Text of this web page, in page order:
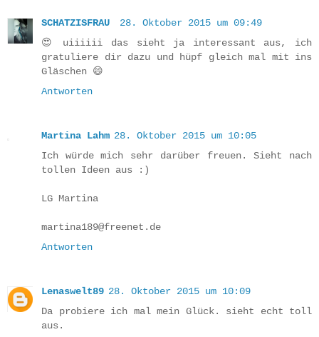
SCHATZISFRAU
28. Oktober 2015 um 09:49
😍 uiiiiii das sieht ja interessant aus, ich
gratuliere dir dazu und hüpf gleich mal mit ins
Gläschen 😄
Antworten
Martina Lahm 28. Oktober 2015 um 10:05
Ich würde mich sehr darüber freuen. Sieht nach
tollen Ideen aus :)
LG Martina
martina189@freenet.de
Antworten
Lenaswelt89 28. Oktober 2015 um 10:09
Da probiere ich mal mein Glück. sieht echt toll
aus.